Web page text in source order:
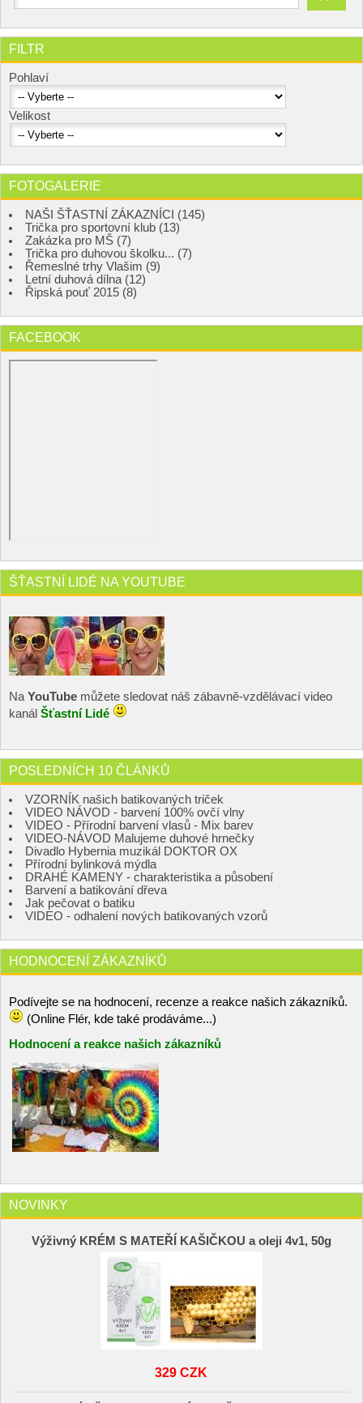
FILTR
Pohlaví
Velikost
FOTOGALERIE
NAŠI ŠŤASTNÍ ZÁKAZNÍCI (145)
Trička pro sportovní klub (13)
Zakázka pro MŠ (7)
Trička pro duhovou školku... (7)
Řemeslné trhy Vlašim (9)
Letní duhová dílna (12)
Řipská pouť 2015 (8)
FACEBOOK
ŠŤASTNÍ LIDÉ NA YOUTUBE
Na YouTube můžete sledovat náš zábavně-vzdělávací video
kanál Šťastní Lidé
POSLEDNÍCH 10 ČLÁNKŮ
VZORNÍK našich batikovaných triček
VIDEO NÁVOD - barvení 100% ovčí vlny
VIDEO - Přírodní barvení vlasů - Mix barev
VIDEO-NÁVOD Malujeme duhové hrnečky
Divadlo Hybernia muzikál DOKTOR OX
Přírodní bylinková mýdla
DRAHÉ KAMENY - charakteristika a působení
Barvení a batikování dřeva
Jak pečovat o batiku
VIDEO - odhalení nových batikovaných vzorů
HODNOCENÍ ZÁKAZNÍKŮ
Podívejte se na hodnocení, recenze a reakce našich zákazníků.
(Online Flér, kde také prodáváme...)
Hodnocení a reakce našich zákazníků
NOVINKY
Výživný KRÉM S MATEŘÍ KAŠIČKOU a oleji 4v1, 50g
329 CZK